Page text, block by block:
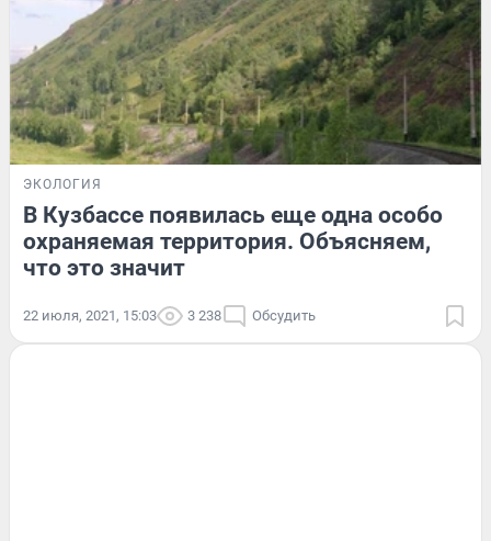
ЭКОЛОГИЯ
В Кузбассе появилась еще одна особо
охраняемая территория. Объясняем,
что это значит
22 июля, 2021, 15:03 3 238 Обсудить